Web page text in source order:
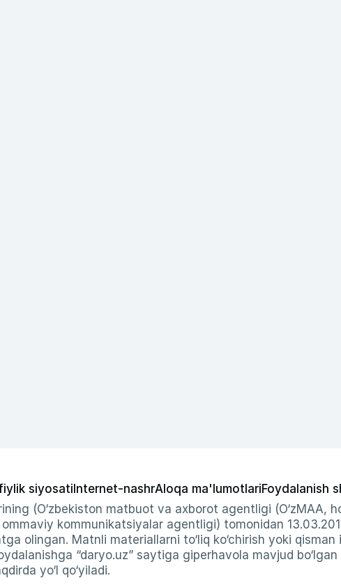
siyosati Internet-nashrAloqa ma'lumotlariFoydalanish
(O‘zbekiston matbuot va axborot agentligi (O‘zMAA,
kommunikatsiyalar agentligi) tomonidan
olingan. Matnli materiallarni to‘liq ko‘chirish yoki
“daryo.uz” saytiga giperhavola mavjud
yo‘l qo‘yiladi.